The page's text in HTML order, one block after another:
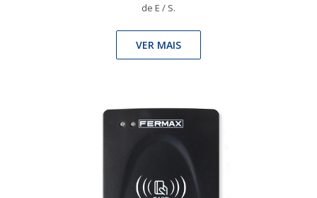
de E / S.
VER MAIS